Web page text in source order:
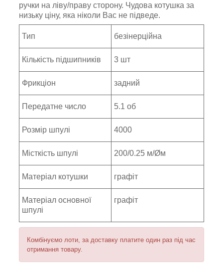
ручки на ліву/праву сторону. Чудова котушка за
низьку ціну, яка ніколи Вас не підведе.
Тип безінерційна
Кількість підшипників 3 шт
Фрикціон задний
Передатне число 5.1 об
Розмір шпулі 4000
Місткість шпулі 200/0.25 м/Øм
Матеріал котушки графіт
Матеріал основної
шпулі
графіт
Комбінуємо лоти, за доставку платите один раз під час
отримання товару.